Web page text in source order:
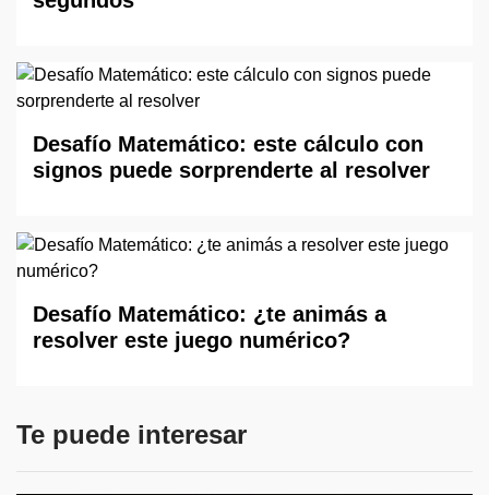
Desafío Matemático: este cálculo con
signos puede sorprenderte al resolver
Desafío Matemático: ¿te animás a
resolver este juego numérico?
Te puede interesar